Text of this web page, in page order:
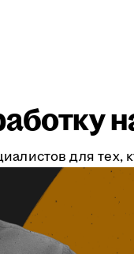
для тех,